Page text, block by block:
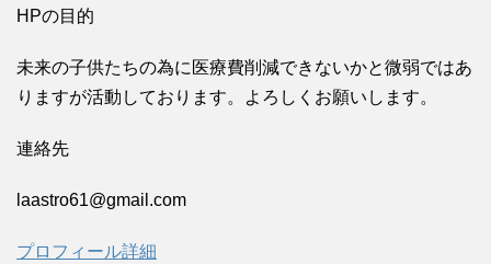
HPの目的
未来の子供たちの為に医療費削減できないかと微弱ではあ
りますが活動しております。よろしくお願いします。
連絡先
laastro61@gmail.com
プロフィール詳細